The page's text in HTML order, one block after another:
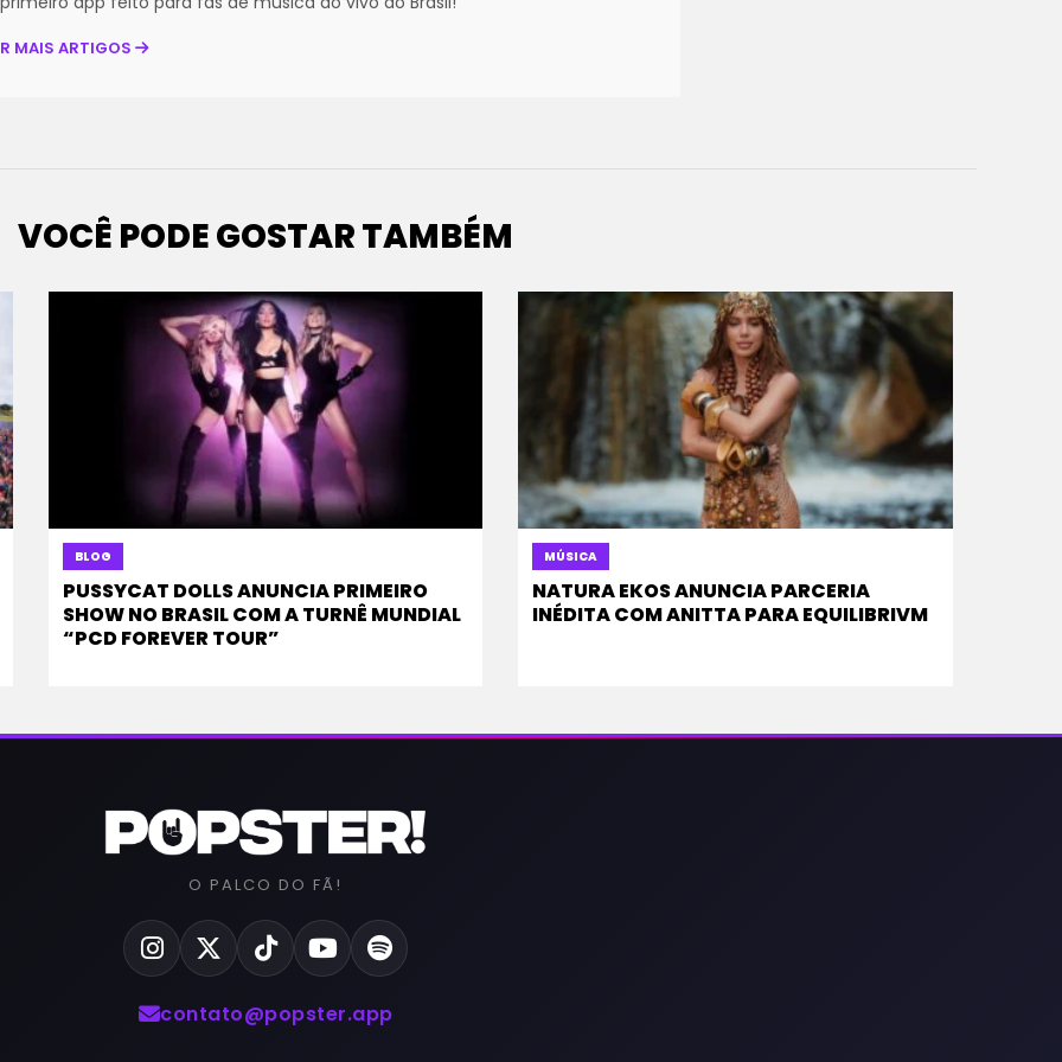
MAIS ARTIGOS
VOCÊ PODE GOSTAR TAMBÉM
BLOG
PUSSYCAT DOLLS ANUNCIA PRIMEIRO
SHOW NO BRASIL COM A TURNÊ MUNDIAL
“PCD FOREVER TOUR”
MÚSICA
NATURA EKOS ANUNCIA PARCERIA
INÉDITA COM ANITTA PARA EQUILIBRIVM
O PALCO DO FÃ!
contato@popster.app